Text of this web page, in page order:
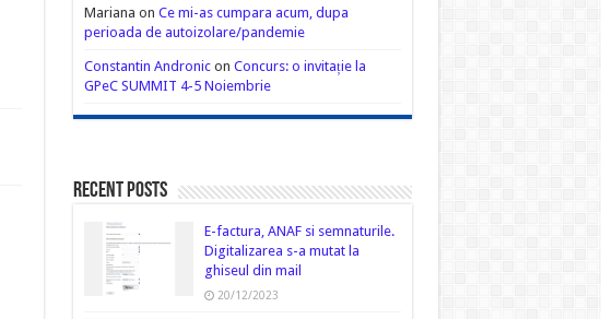
Mariana on Ce mi-as cumpara acum, dupa
perioada de autoizolare/pandemie
Constantin Andronicon Concurs: o invitație la
GPeC SUMMIT 4-5 Noiembrie
Recent Posts
E-factura, ANAF si semnaturile.
Digitalizarea s-a mutat la
ghiseul din mail
20/12/2023